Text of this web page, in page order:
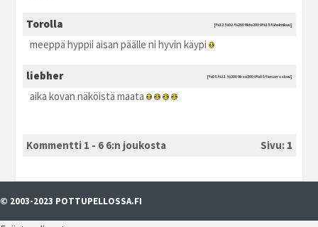
Torolla [%12.%02.%2009 kto2009 %15:%helmikuu]
meeppä hyppii aisan päälle ni hyvin käypi
liebher [%08.%11.%2009 ksu2009 %08:%marraskuu]
aika kovan näköistä maata
Kommentti 1 - 6 6:n joukosta Sivu: 1
© 2003-2023 POTTUPELLOSSA.FI